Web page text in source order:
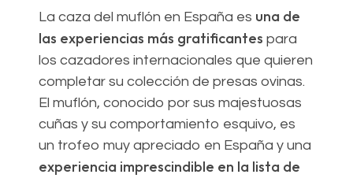
La caza del muflón en España es una de
las experiencias más gratificantes para
los cazadores internacionales que quieren
completar su colección de presas ovinas.
El muflón, conocido por sus majestuosas
cuñas y su comportamiento esquivo, es
un trofeo muy apreciado en España y una
experiencia imprescindible en la lista de